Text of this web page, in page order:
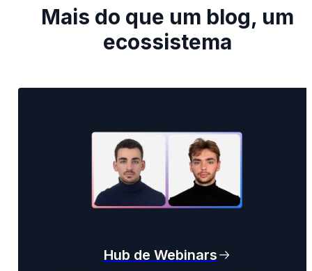
Mais do que um blog, um
ecossistema
Hub de Webinars